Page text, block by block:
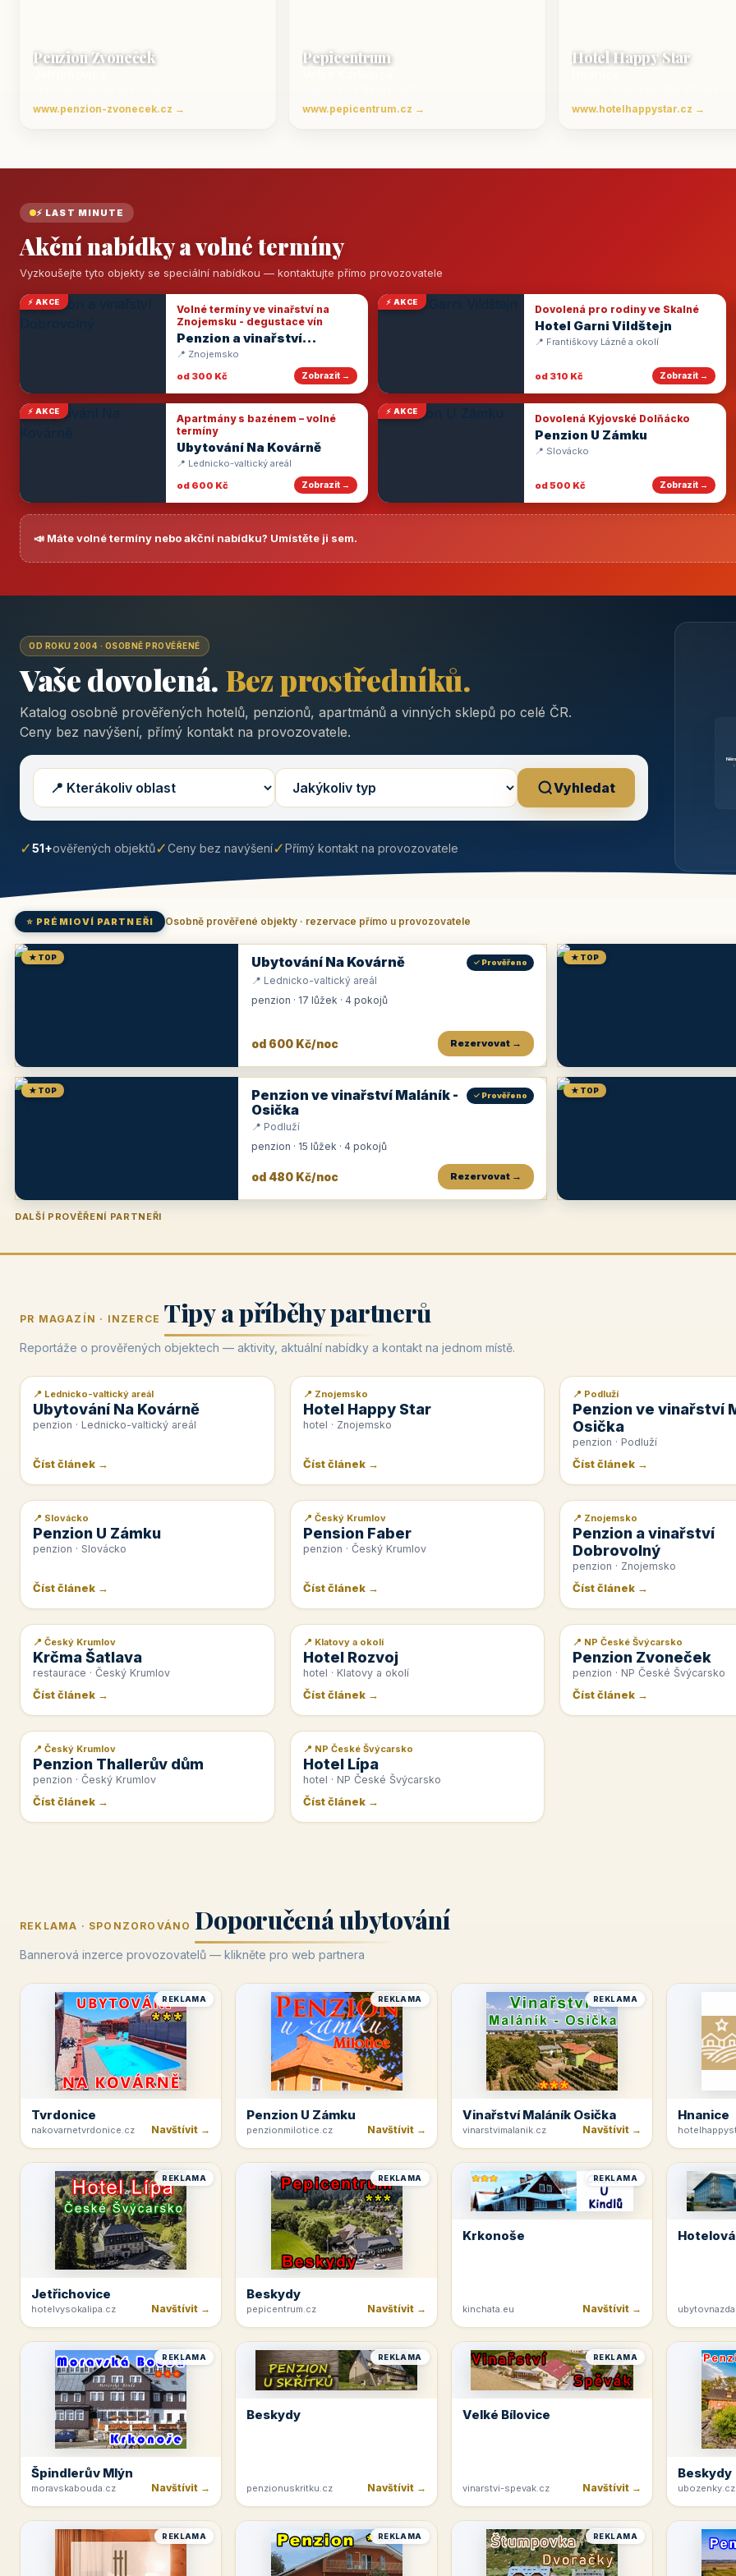
Penzion Zvoneček
www.penzion-zvonecek.cz →
Pepicentrum
www.pepicentrum.cz →
Hotel Happy Star
www.hotelhappystar.cz →
⚡ LAST MINUTE
Akční nabídky a volné termíny
Vyzkoušejte tyto objekty se speciální nabídkou — kontaktujte přímo provozovatele
⚡ AKCE
Volné termíny ve vinařství na
Znojemsku - degustace vín
Penzion a vinařství
Dobrovolný
📍 Znojemsko
od 300 Kč
Zobrazit →
⚡ AKCE
Dovolená pro rodiny ve Skalné
Hotel Garni Vildštejn
📍 Františkovy Lázně a okolí
od 310 Kč Zobrazit →
⚡ AKCE
Apartmány s bazénem – volné
termíny
Ubytování Na Kovárně
📍 Lednicko-valtický areál
od 600 Kč
Zobrazit →
⚡ AKCE
Dovolená Kyjovské Dolňácko
Penzion U Zámku
📍 Slovácko
od 500 Kč Zobrazit →
📣 Máte volné termíny nebo akční nabídku? Umístěte ji sem.
OD ROKU 2004 · OSOBNĚ PROVĚŘENÉ
Vaše dovolená. Bez prostředníků.
Katalog osobně prověřených hotelů, penzionů, apartmánů a vinných sklepů po celé ČR.
Ceny bez navýšení, přímý kontakt na provozovatele.
Vyhledat
✓51+ověřených objektů✓Ceny bez navýšení✓Přímý kontakt na provozovatele
⭐ PRÉMIOVÍ PARTNEŘI Osobně prověřené objekty · rezervace přímo u provozovatele
★ TOP Ubytování Na Kovárně ✓ Prověřeno
📍 Lednicko-valtický areál
penzion · 17 lůžek · 4 pokojů
od 600 Kč/noc Rezervovat →
★ TOP
★ TOP
Penzion ve vinařství Maláník -
Osička
✓ Prověřeno
📍 Podluží
penzion · 15 lůžek · 4 pokojů
od 480 Kč/noc Rezervovat →
★ TOP
DALŠÍ PROVĚŘENÍ PARTNEŘI
Penzion U Zámku Pension Faber
PR MAGAZÍN · INZERCE Tipy a příběhy partnerů
Reportáže o prověřených objektech — aktivity, aktuální nabídky a kontakt na jednom místě.
📰 PR článek
📍 Lednicko-valtický areál
Ubytování Na Kovárně
penzion · Lednicko-valtický areál
Číst článek →
📰 PR článek
📍 Znojemsko
Hotel Happy Star
hotel · Znojemsko
Číst článek →
📰 PR článek
📍 Podluží
Penzion ve vinařství
Osička
penzion · Podluží
Číst článek →
📰 PR článek
📍 Slovácko
Penzion U Zámku
penzion · Slovácko
Číst článek →
📰 PR článek
📍 Český Krumlov
Pension Faber
penzion · Český Krumlov
Číst článek →
📰 PR článek
📍 Znojemsko
Penzion a vinařství
Dobrovolný
penzion · Znojemsko
Číst článek →
📰 PR článek
📍 Český Krumlov
Krčma Šatlava
restaurace · Český Krumlov
Číst článek →
📰 PR článek
📍 Klatovy a okolí
Hotel Rozvoj
hotel · Klatovy a okolí
Číst článek →
📰 PR článek
📍 NP České Švýcarsko
Penzion Zvoneček
penzion · NP České Švýcarsko
Číst článek →
📰 PR článek
📍 Český Krumlov
Penzion Thallerův dům
penzion · Český Krumlov
Číst článek →
📰 PR článek
📍 NP České Švýcarsko
Hotel Lípa
hotel · NP České Švýcarsko
Číst článek →
REKLAMA · SPONZOROVÁNO Doporučená ubytování
Bannerová inzerce provozovatelů — klikněte pro web partnera
REKLAMA
Tvrdonice
nakovarnetvrdonice.cz Navštívit →
REKLAMA
Penzion U Zámku
penzionmilotice.cz Navštívit →
REKLAMA
Vinařství Maláník Osička
vinarstvimalanik.cz Navštívit →
Hnanice
REKLAMA
Jetřichovice
hotelvysokalipa.cz Navštívit →
REKLAMA
Beskydy
pepicentrum.cz Navštívit →
REKLAMA
Krkonoše
kinchata.eu Navštívit →
REKLAMA
Špindlerův Mlýn
moravskabouda.cz Navštívit →
REKLAMA
Beskydy
penzionuskritku.cz Navštívit →
REKLAMA
Velké Bílovice
vinarstvi-spevak.cz Navštívit →
Beskydy
ubozenky.cz
REKLAMA REKLAMA REKLAMA